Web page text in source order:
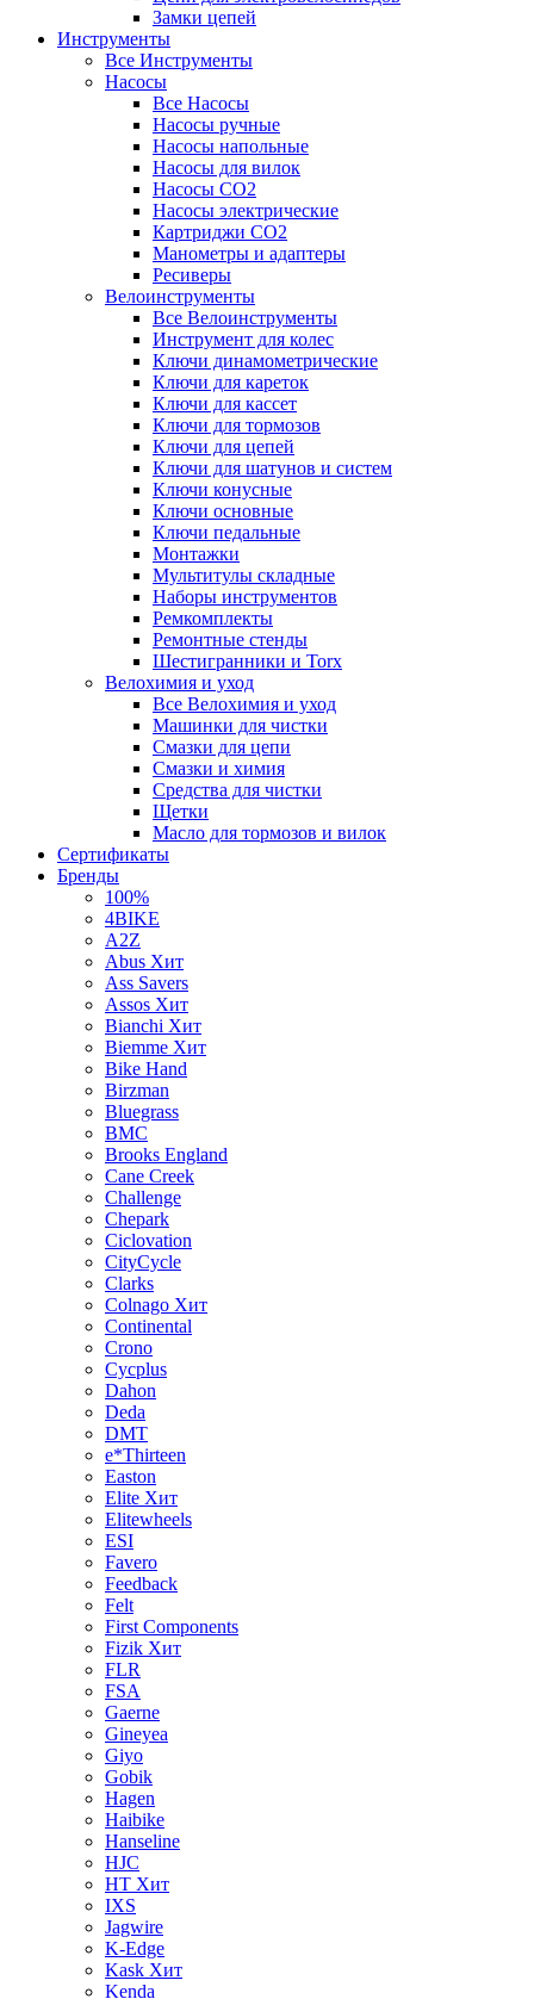
Замки цепей
Инструменты
Все Инструменты
Насосы
Все Насосы
Насосы ручные
Насосы напольные
Насосы для вилок
Насосы CO2
Насосы электрические
Картриджи CO2
Манометры и адаптеры
Ресиверы
Велоинструменты
Все Велоинструменты
Инструмент для колес
Ключи динамометрические
Ключи для кареток
Ключи для кассет
Ключи для тормозов
Ключи для цепей
Ключи для шатунов и систем
Ключи конусные
Ключи основные
Ключи педальные
Монтажки
Мультитулы складные
Наборы инструментов
Ремкомплекты
Ремонтные стенды
Шестигранники и Torx
Велохимия и уход
Все Велохимия и уход
Машинки для чистки
Смазки для цепи
Смазки и химия
Средства для чистки
Щетки
Масло для тормозов и вилок
Сертификаты
Бренды
100%
4BIKE
A2Z
Abus Хит
Ass Savers
Assos Хит
Bianchi Хит
Biemme Хит
Bike Hand
Birzman
Bluegrass
BMC
Brooks England
Cane Creek
Challenge
Chepark
Ciclovation
CityCycle
Clarks
Colnago Хит
Continental
Crono
Cycplus
Dahon
Deda
DMT
e*Thirteen
Easton
Elite Хит
Elitewheels
ESI
Favero
Feedback
Felt
First Components
Fizik Хит
FLR
FSA
Gaerne
Gineyea
Giyo
Gobik
Hagen
Haibike
Hanseline
HJC
HT Хит
IXS
Jagwire
K-Edge
Kask Хит
Kenda